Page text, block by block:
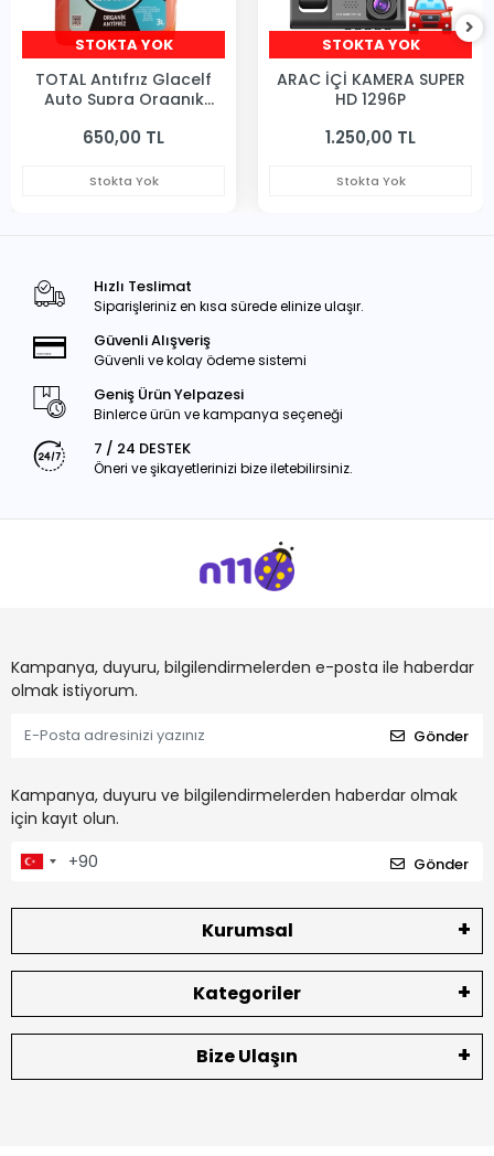
STOKTA YOK
TOTAL Antıfrız Glacelf
Auto Supra Organık
650,00 TL
Stokta Yok
STOKTA YOK
ARAC İÇİ KAMERA SUPER
HD 1296P
1.250,00 TL
Stokta Yok
Hızlı Teslimat
Siparişleriniz en kısa sürede elinize ulaşır.
Güvenli Alışveriş
Güvenli ve kolay ödeme sistemi
Geniş Ürün Yelpazesi
Binlerce ürün ve kampanya seçeneği
7 / 24 DESTEK
Öneri ve şikayetlerinizi bize iletebilirsiniz.
Kampanya, duyuru, bilgilendirmelerden e-posta ile haberdar
olmak istiyorum.
Gönder
Kampanya, duyuru ve bilgilendirmelerden haberdar olmak
için kayıt olun.
Gönder
Kurumsal
Kategoriler
Bize Ulaşın